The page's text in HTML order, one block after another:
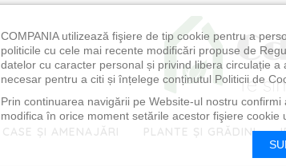
CASE ȘI AMENAJĂRI PLANTE ȘI GRĂDINI
COMPANIA utilizează fişiere de tip cookie pentru a
politicile cu cele mai recente modificări propuse de
datelor cu caracter personal și privind libera circulație
necesar pentru a citi și înțelege conținutul Politicii de
Prin continuarea navigării pe Website-ul nostru
modifica în orice moment setările acestor fişiere cookie